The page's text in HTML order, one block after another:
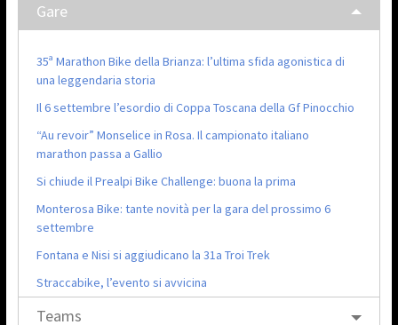
Gare
35ª Marathon Bike della Brianza: l’ultima sfida agonistica di
una leggendaria storia
Il 6 settembre l’esordio di Coppa Toscana della Gf Pinocchio
“Au revoir” Monselice in Rosa. Il campionato italiano
marathon passa a Gallio
Si chiude il Prealpi Bike Challenge: buona la prima
Monterosa Bike: tante novità per la gara del prossimo 6
settembre
Fontana e Nisi si aggiudicano la 31a Troi Trek
Straccabike, l’evento si avvicina
Teams